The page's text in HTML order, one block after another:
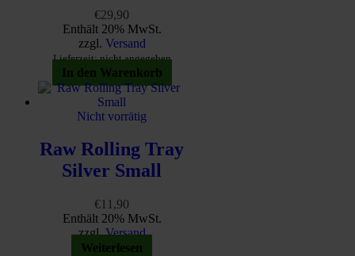
€29,90
Enthält 20% MwSt.
zzgl. Versand
Lieferzeit: nicht angegeben
In den Warenkorb
Nicht vorrätig
Raw Rolling Tray
Silver Small
€11,90
Enthält 20% MwSt.
zzgl.Versand
Weiterlesen